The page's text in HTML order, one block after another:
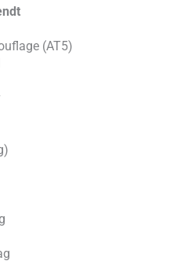
(AT5)